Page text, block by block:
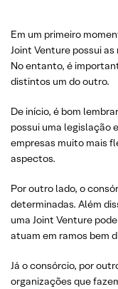
Em um primeiro
Joint Venture possui
No entanto, é
distintos um do outro.
De início, é bom
possui uma legislação
empresas muito mais
aspectos.
Por outro lado, o
determinadas. Além
uma Joint Venture
atuam em ramos bem
Já o consórcio, por
organizações que